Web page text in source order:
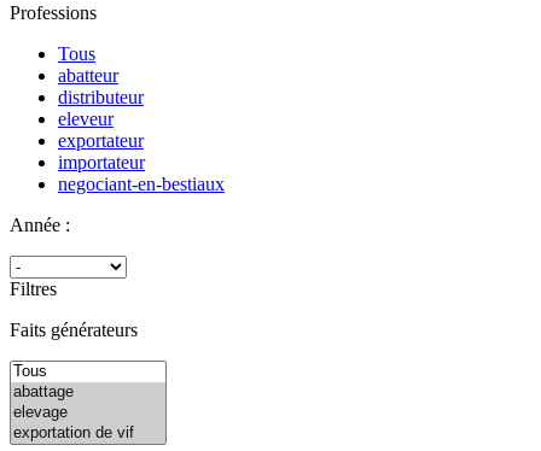
Professions
Tous
abatteur
distributeur
eleveur
exportateur
importateur
negociant-en-bestiaux
Année :
Filtres
Faits générateurs